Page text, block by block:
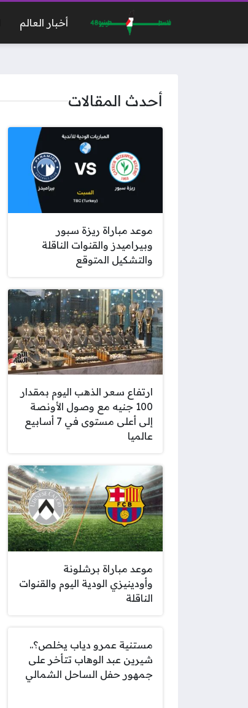
أخبار العالم
أحدث المقالات
موعد مباراة ريزة سبور
وبيراميدز والقنوات الناقلة
والتشكيل المتوقع
ارتفاع سعر الذهب اليوم بمقدار
100 جنيه مع وصول الأونصة
إلى أعلى مستوى في 7 أسابيع
عالميا
موعد مباراة برشلونة
وأودينيزي الودية اليوم والقنوات
الناقلة
مستنية عمرو دياب يخلص؟..
شيرين عبد الوهاب تتأخر على
جمهور حفل الساحل الشمالي